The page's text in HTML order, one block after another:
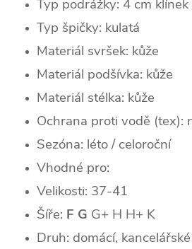
Typ podrážky: 4 cm klínek
Typ špičky: kulatá
Materiál svršek: kůže
Materiál podšívka: kůže
Materiál stélka: kůže
Ochrana proti vodě (tex):
Sezóna: léto / celoroční
Vhodné pro:
Velikosti: 37-41
Šíře: F G G+ H H+ K
Druh: domácí,